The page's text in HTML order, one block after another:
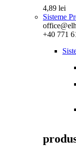
4,89 lei
Sisteme
+40 771